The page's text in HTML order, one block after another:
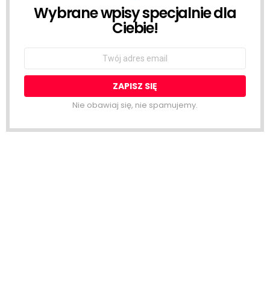
NEWSLETTER
Wybrane wpisy specjalnie dla
Ciebie!
Email
Nie obawiaj się, nie spamujemy.